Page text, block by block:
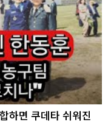
하면 쿠데타 쉬워진